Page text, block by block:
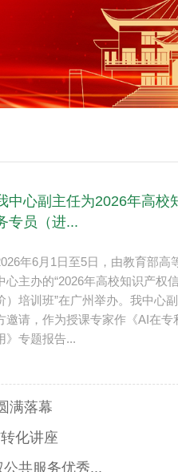
中心副主任为2026年高校
专员（进...
年6月1日至5日，由教育部高
心主办的“2026年高校知识产权
）培训班”在广州举办。我中心
邀请，作为授课专家作《AI在专
》专题报告...
满落幕
化讲座
共服务优秀...